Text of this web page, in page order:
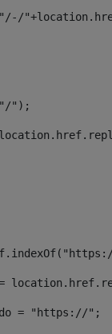
"/-/
=
= "https://";